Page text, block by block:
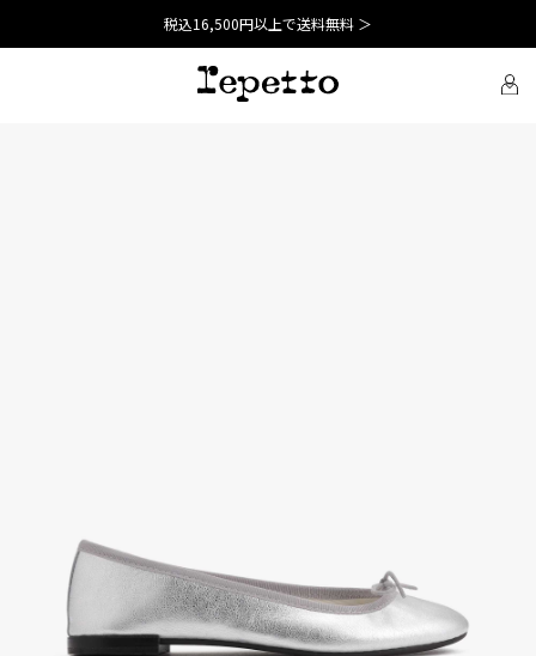
税込16,500円以上で送料無料 ＞